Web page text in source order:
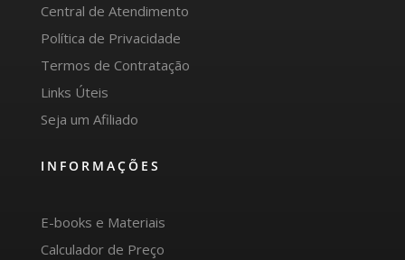
Central de Atendimento
Política de Privacidade
Termos de Contratação
Links Úteis
Seja um Afiliado
INFORMAÇÕES
E-books e Materiais
Calculador de Preço